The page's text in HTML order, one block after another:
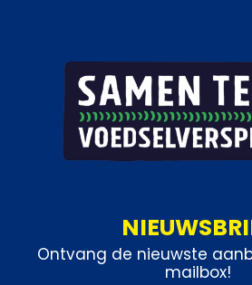
Ontvang de nieuwste
mailbox!